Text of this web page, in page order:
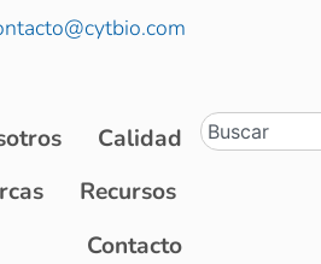
Calidad
Recursos
Contacto